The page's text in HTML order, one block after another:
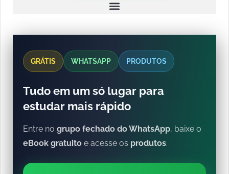
GRÁTIS WHATSAPP PRODUTOS
Tudo em um só lugar para
estudar mais rápido
Entre no grupo fechado do WhatsApp, baixe o
eBook gratuito e acesse os produtos.